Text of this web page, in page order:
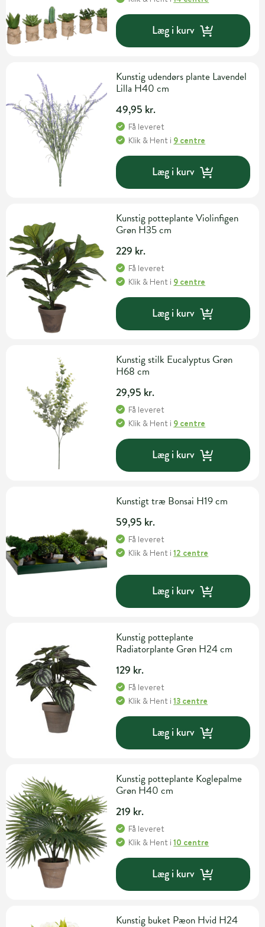
Læg i kurv
Kunstig udendørs plante Lavendel
Lilla H40 cm
49,95 kr.
Få leveret
Klik & Hent i 9 centre
Læg i kurv
Kunstig potteplante Violinfigen
Grøn H35 cm
229 kr.
Få leveret
Klik & Hent i 9 centre
Læg i kurv
Kunstig stilk Eucalyptus Grøn
H68 cm
29,95 kr.
Få leveret
Klik & Hent i 9 centre
Læg i kurv
Kunstigt træ Bonsai H19 cm
59,95 kr.
Få leveret
Klik & Hent i12 centre
Læg i kurv
Kunstig potteplante
Radiatorplante Grøn H24 cm
129 kr.
Få leveret
Klik & Hent i13 centre
Læg i kurv
Kunstig potteplante Koglepalme
Grøn H40 cm
219 kr.
Få leveret
Klik & Hent i10 centre
Læg i kurv
Kunstig buket Pæon Hvid H24